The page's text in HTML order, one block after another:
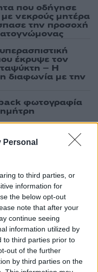
Personal
to third parties, or
information for
the below opt-out
note that after your
continue seeing
information utilized by
to third parties prior to
out of the further
by third parties on the
που οδήγησε
με νεκρούς μητέρα
την προσοχή
έκρυψε τον
– Η
διαφωνία με την
φωτογραφία
προθεσμία για
– «Είναι αθώα,
όπως και
στην Ελπίδα
το
κόμμα»
μπορεί να